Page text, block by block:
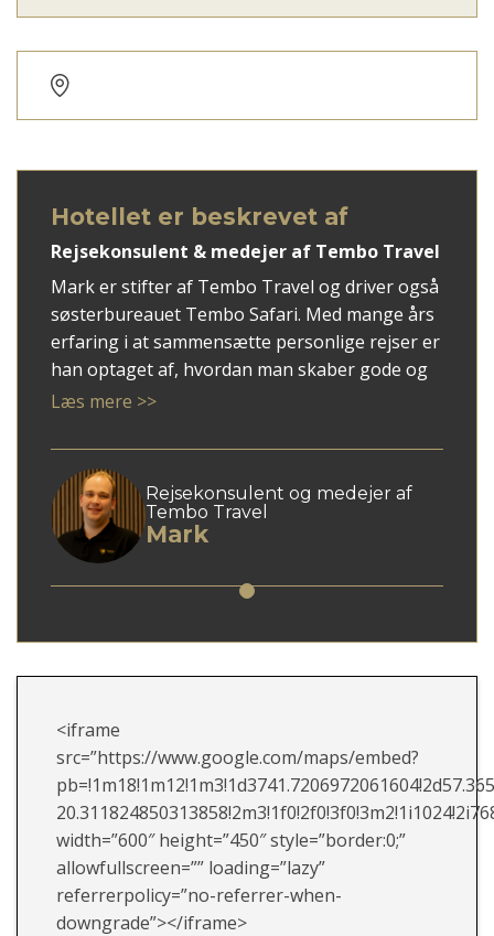
Hotellet er beskrevet af
Rejsekonsulent & medejer af Tembo Travel
Mark er stifter af Tembo Travel og driver også
søsterbureauet Tembo Safari. Med mange års
erfaring i at sammensætte personlige rejser er
han optaget af, hvordan man skaber gode og
meningsfulde ferieforløb – uden stress og med
drift og har fokus på kvalitet i både rådgivning,
samarbejde og service.
Læs mere >>
Rejsekonsulent og medejer af
Tembo Travel
Mark
<iframe
src=”https://www.google.com/maps/embed?
width=”600″ height=”450″ style=”border:0;”
allowfullscreen=”” loading=”lazy”
referrerpolicy=”no-referrer-when-
downgrade”></iframe>